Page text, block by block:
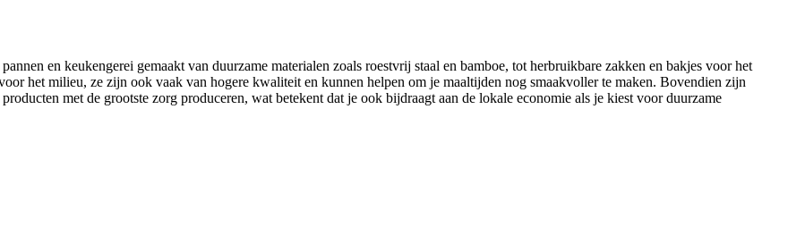
en keukengerei gemaakt van duurzame materialen zoals roestvrij staal en bamboe, tot herbruikbare zakken en bakjes voor het
het milieu, ze zijn ook vaak van hogere kwaliteit en kunnen helpen om je maaltijden nog smaakvoller te maken. Bovendien zijn
met de grootste zorg produceren, wat betekent dat je ook bijdraagt aan de lokale economie als je kiest voor duurzame